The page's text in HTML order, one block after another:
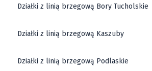
Działki z linią brzegową Bory Tucholskie
Działki z linią brzegową Kaszuby
Działki z linią brzegową Podlaskie